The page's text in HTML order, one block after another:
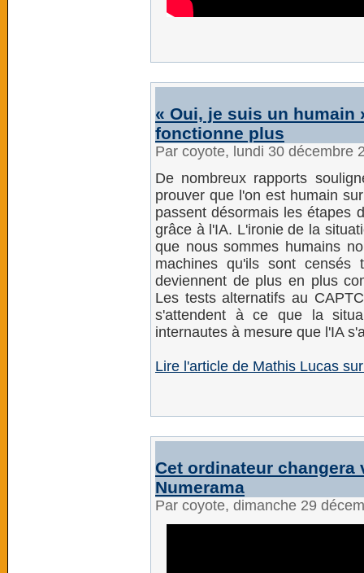
« Oui, je suis un humain
fonctionne plus
Par coyote, lundi 30 décembre
De nombreux rapports
prouver que l'on est humain
passent désormais les étapes
grâce à l'IA. L'ironie de la
que nous sommes humains
machines qu'ils sont censés
deviennent de plus en plus
Les tests alternatifs au
s'attendent à ce que la
internautes à mesure que l'IA
Lire l'article de Mathis Lucas
Cet ordinateur
Numerama
Par coyote, dimanche 29